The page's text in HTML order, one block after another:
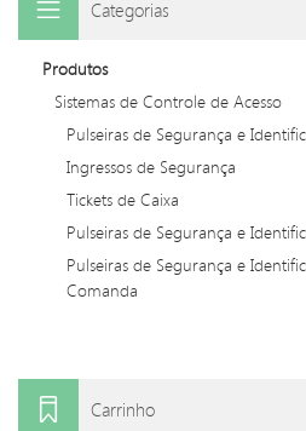
Categorias
Produtos
Sistemas de Controle de Acesso
Pulseiras de Segurança e
Ingressos de Segurança
Tickets de Caixa
Pulseiras de Segurança e
Pulseiras de Segurança e
Comanda
Carrinho